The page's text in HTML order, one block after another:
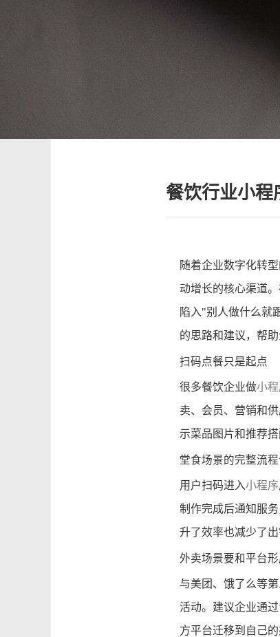
餐饮行业小程
随着企业数字化转
动增长的核心渠道
陷入"别人做什么就
的思路和建议，帮
扫码点餐只是起点
很多餐饮企业做小
卖、会员、营销和
示菜品图片和推荐搭
堂食场景的完整流
用户扫码进入小程序
制作完成后通知服
升了效率也减少了
外卖场景要和平台
与美团、饿了么等
活动。建议企业通
方平台迁移到自己的